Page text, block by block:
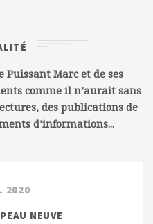
Marc et de ses
comme il n’aurait sans
des publications de
d’informations...
2020
NEUVE